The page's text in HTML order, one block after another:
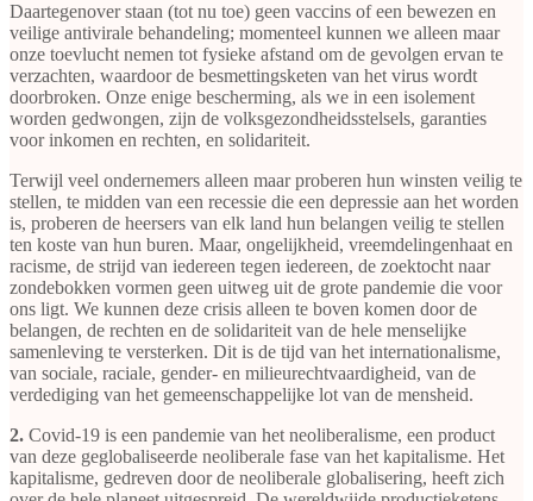
Daartegenover staan (tot nu toe) geen vaccins of een bewezen en
veilige antivirale behandeling; momenteel kunnen we alleen maar
onze toevlucht nemen tot fysieke afstand om de gevolgen ervan te
verzachten, waardoor de besmettingsketen van het virus wordt
doorbroken. Onze enige bescherming, als we in een isolement
worden gedwongen, zijn de volksgezondheidsstelsels, garanties
voor inkomen en rechten, en solidariteit.
Terwijl veel ondernemers alleen maar proberen hun winsten veilig te
stellen, te midden van een recessie die een depressie aan het worden
is, proberen de heersers van elk land hun belangen veilig te stellen
ten koste van hun buren. Maar, ongelijkheid, vreemdelingenhaat en
racisme, de strijd van iedereen tegen iedereen, de zoektocht naar
zondebokken vormen geen uitweg uit de grote pandemie die voor
ons ligt. We kunnen deze crisis alleen te boven komen door de
belangen, de rechten en de solidariteit van de hele menselijke
samenleving te versterken. Dit is de tijd van het internationalisme,
van sociale, raciale, gender- en milieurechtvaardigheid, van de
verdediging van het gemeenschappelijke lot van de mensheid.
2. Covid-19 is een pandemie van het neoliberalisme, een product
van deze geglobaliseerde neoliberale fase van het kapitalisme. Het
kapitalisme, gedreven door de neoliberale globalisering, heeft zich